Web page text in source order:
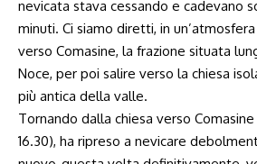
nevicata stava cessando e cadevano
minuti. Ci siamo diretti, in
verso Comasine, la frazione situata
Noce, per poi salire verso la chiesa
più antica della valle.
Tornando dalla chiesa verso
16.30), ha ripreso a nevicare